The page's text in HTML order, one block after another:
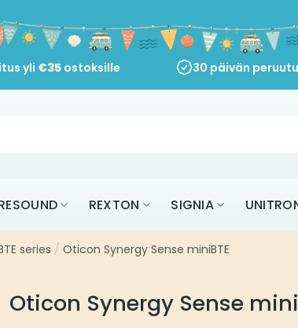
yli €35 ostoksille 30 päivän
REXTON SIGNIA
series / Oticon Synergy Sense miniBTE
Oticon Synergy Sense